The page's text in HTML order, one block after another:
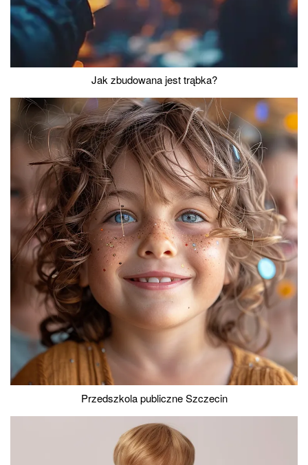
Jak zbudowana jest trąbka?
Przedszkola publiczne Szczecin